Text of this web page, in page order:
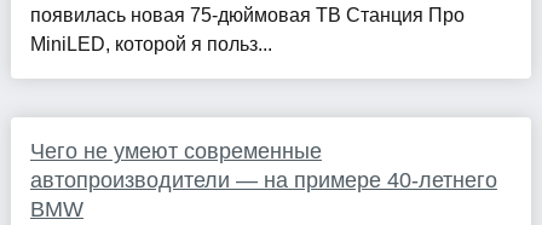
появилась новая 75-дюймовая ТВ Станция Про
MiniLED, которой я польз...
Чего не умеют современные
автопроизводители — на примере 40-летнего
BMW